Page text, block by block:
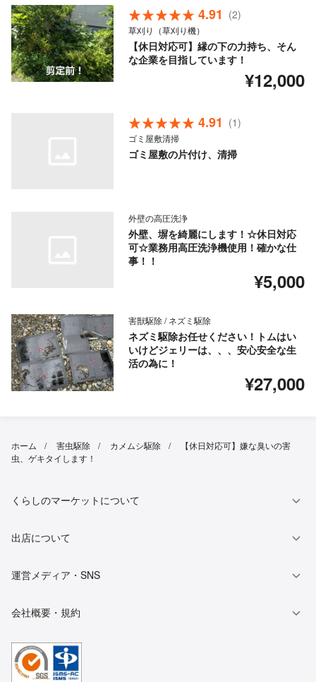
4.91 (2)
草刈り（草刈り機）
【休日対応可】縁の下の力持ち、そん
な企業を目指しています！
¥12,000
4.91 (1)
ゴミ屋敷清掃
ゴミ屋敷の片付け、清掃
外壁の高圧洗浄
外壁、塀を綺麗にします！☆休日対応
可☆業務用高圧洗浄機使用！確かな仕
事！！
¥5,000
害獣駆除 / ネズミ駆除
ネズミ駆除お任せください！トムはい
いけどジェリーは、、、安心安全な生
活の為に！
¥27,000
ホーム 害虫駆除 カメムシ駆除
【休日対応可】嫌な臭いの害
虫、ゲキタイします！
くらしのマーケットについて
出店について
運営メディア・SNS
会社概要・規約